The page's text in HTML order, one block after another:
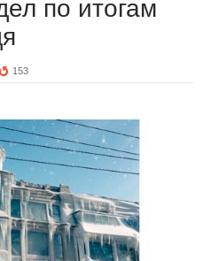
по итогам
153